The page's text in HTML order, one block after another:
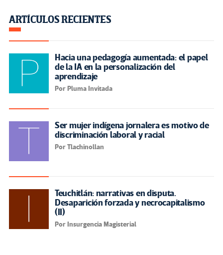
ARTÍCULOS RECIENTES
Hacia una pedagogía aumentada: el papel
de la IA en la personalización del
aprendizaje
Por Pluma Invitada
Ser mujer indígena jornalera es motivo de
discriminación laboral y racial
Por Tlachinollan
Teuchitlán: narrativas en disputa.
Desaparición forzada y necrocapitalismo
(II)
Por Insurgencia Magisterial